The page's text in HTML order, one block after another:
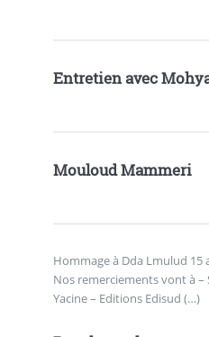
Entretien avec
Mouloud Mammeri
Hommage à Dda Lmulud 15
Nos remerciements vont à –
Yacine – Editions Edisud (…)